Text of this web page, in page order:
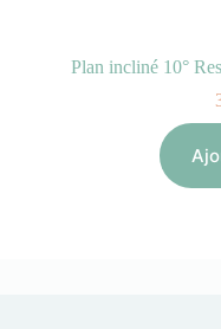
Plan incliné 10°